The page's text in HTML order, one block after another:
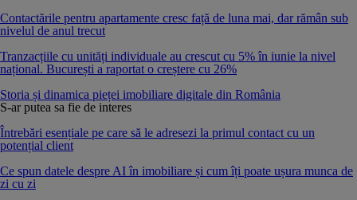
Contactările pentru apartamente cresc față de luna mai, dar rămân sub
nivelul de anul trecut
Tranzacțiile cu unități individuale au crescut cu 5% în iunie la nivel
național. București a raportat o creștere cu 26%
Storia și dinamica pieței imobiliare digitale din România
S-ar putea sa fie de interes
Întrebări esențiale pe care să le adresezi la primul contact cu un
potențial client
Ce spun datele despre AI în imobiliare și cum îți poate ușura munca de
zi cu zi